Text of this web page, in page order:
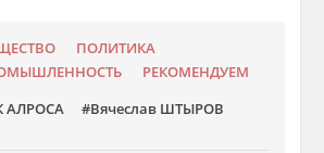
ПОЛИТИКА
РЕКОМЕНДУЕМ
АЛРОСА Вячеслав ШТЫРОВ